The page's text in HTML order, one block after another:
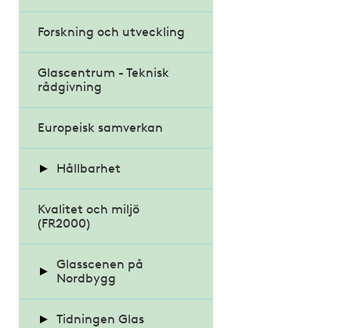
Forskning och utveckling
Glascentrum - Teknisk
rådgivning
Europeisk samverkan
Hållbarhet
Berätta om företagets
satsning
Färdplan 2045 (bygg-
och anläggning)
Återvinning
Kvalitet och miljö
(FR2000)
Glasscenen på
Nordbygg
Seminarier på
Tidningen Glas